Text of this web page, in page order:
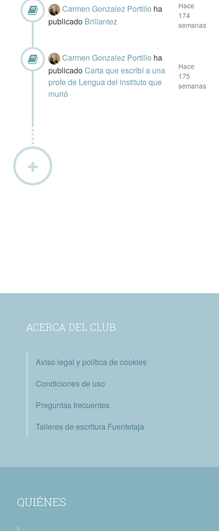
Carmen Gonzalez Portillo ha
publicado Brillantez
Hace
174
semanas
Carmen Gonzalez Portillo ha
publicadoCarta que escribí a una
profe de Lengua del instituto que
murió
Hace
175
semanas
ACERCA DEL CLUB
Aviso legal y política de cookies
Condiciones de uso
Preguntas frecuentes
Talleres de escritura Fuentetaja
QUIÉNES